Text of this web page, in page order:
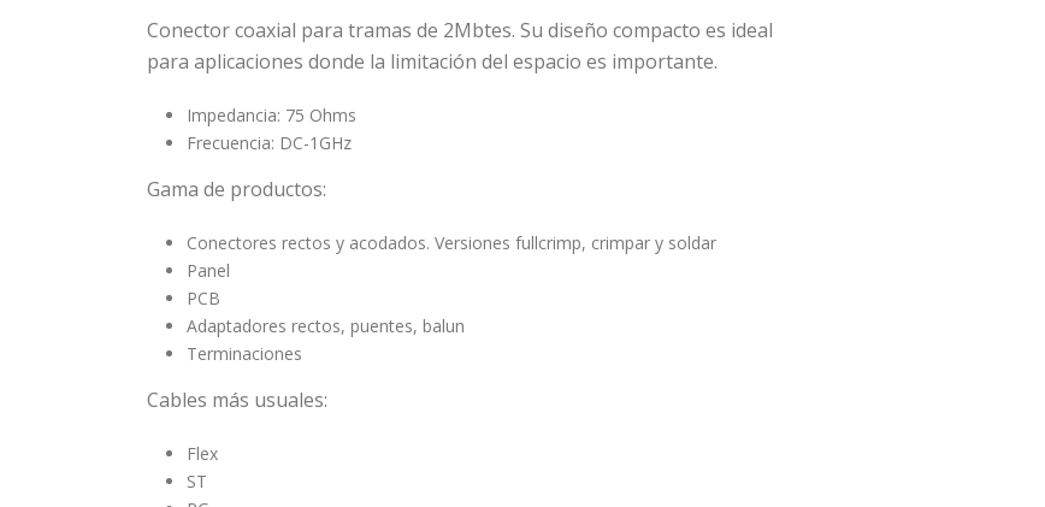
Conector coaxial para tramas de 2Mbtes. Su diseño compacto es ideal
para aplicaciones donde la limitación del espacio es importante.
Impedancia: 75 Ohms
Frecuencia: DC-1GHz
Gama de productos:
Conectores rectos y acodados. Versiones fullcrimp, crimpar y soldar
Panel
PCB
Adaptadores rectos, puentes, balun
Terminaciones
Cables más usuales:
Flex
ST